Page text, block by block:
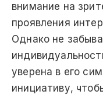
внимание на
проявления
Однако не
уверена в его
инициативу,